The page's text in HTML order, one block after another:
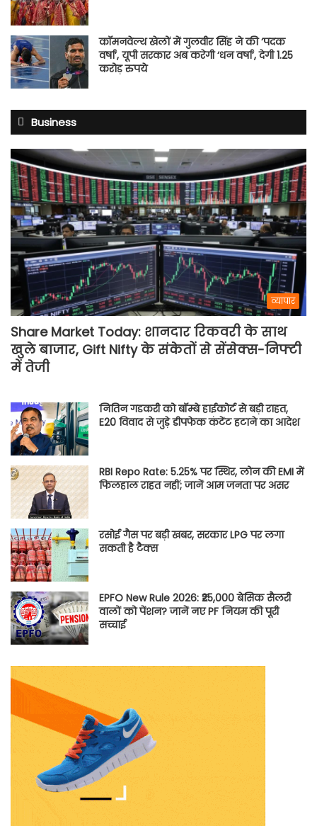
कॉमनवेल्थ खेलों में गुलवीर सिंह ने की ‘पदक
वर्षा’, यूपी सरकार अब करेगी ‘धन वर्षा’, देगी 1.25
करोड़ रुपये
Business
व्यापार
Share Market Today: शानदार रिकवरी के साथ
खुले बाजार, Gift Nifty के संकेतों से सेंसेक्स-निफ्टी
में तेजी
नितिन गडकरी को बॉम्बे हाईकोर्ट से बड़ी राहत,
E20 विवाद से जुड़े डीपफेक कंटेंट हटाने का आदेश
RBI Repo Rate: 5.25% पर स्थिर, लोन की EMI में
फिलहाल राहत नहीं; जानें आम जनता पर असर
रसोई गैस पर बड़ी खबर, सरकार LPG पर लगा
सकती है टैक्स
EPFO New Rule 2026: ₹25,000 बेसिक सैलरी
वालों को पेंशन? जानें नए PF नियम की पूरी
सच्चाई